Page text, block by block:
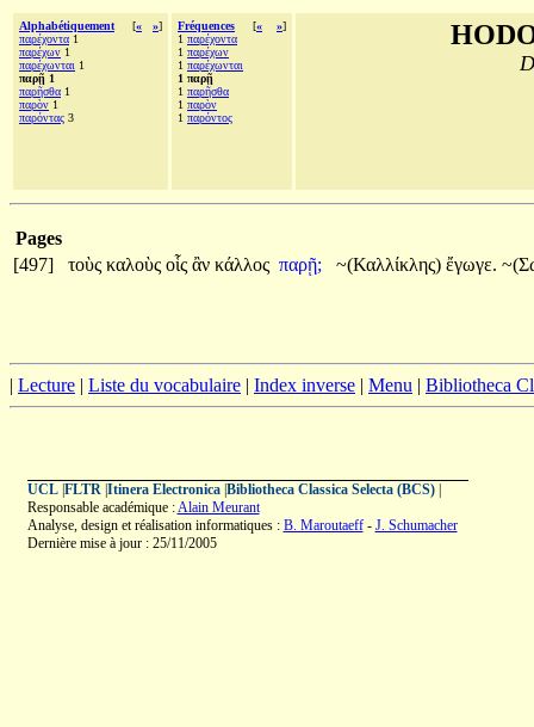
Alphabétiquement [« »]
παρέχοντα 1
παρέχων 1
παρέχωνται 1
παρῇ 1
παρῆσθα 1
παρὸν 1
παρόντας 3
Fréquences [« »]
1 παρέχοντα
1 παρέχων
1 παρέχωνται
1 παρῇ
1 παρῆσθα
1 παρὸν
1 παρόντος
Pages
[497]
τοὺς καλοὺς οἷς ἂν κάλλος παρῇ; ~(Καλλίκλης) ἔγωγε.
| Lecture | Liste du vocabulaire | Index inverse | Menu | Bibliotheca
UCL| FLTR| Itinera Electronica| Bibliotheca Classica Selecta (BCS)|
Responsable académique :Alain Meurant
Analyse, design et réalisation informatiques : B. Maroutaeff- J. Schumacher
Dernière mise à jour : 25/11/2005